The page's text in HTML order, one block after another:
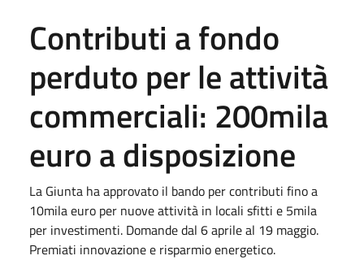
Contributi a fondo
perduto per le attività
commerciali: 200mila
euro a disposizione
La Giunta ha approvato il bando per contributi fino a
10mila euro per nuove attività in locali sfitti e 5mila
per investimenti. Domande dal 6 aprile al 19 maggio.
Premiati innovazione e risparmio energetico.